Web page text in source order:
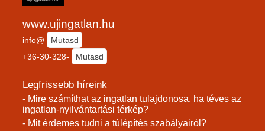
www.ujingatlan.hu
info@
Mutasd
+36-30-328-
Mutasd
Legfrissebb híreink
- Mire számíthat az ingatlan tulajdonosa, ha téves az
ingatlan-nyilvántartási térkép?
- Mit érdemes tudni a túlépítés szabályairól?